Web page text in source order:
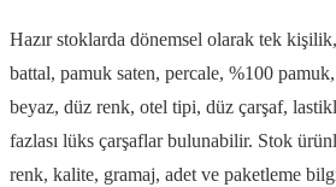
Hazır stoklarda dönemsel olarak tek
battal, pamuk saten, percale, %100
beyaz, düz renk, otel tipi, düz çarşaf,
fazlası lüks çarşaflar bulunabilir. Stok
renk, kalite, gramaj, adet ve paketleme